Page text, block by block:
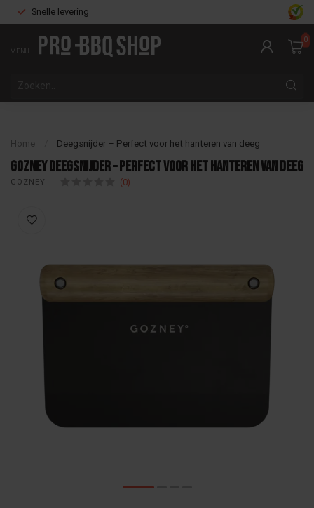
Snelle levering
MENU
0
Home Deegsnijder – Perfect voor het hanteren van deeg
Gozney Deegsnijder – Perfect voor het hanteren van deeg
GOZNEY (0)